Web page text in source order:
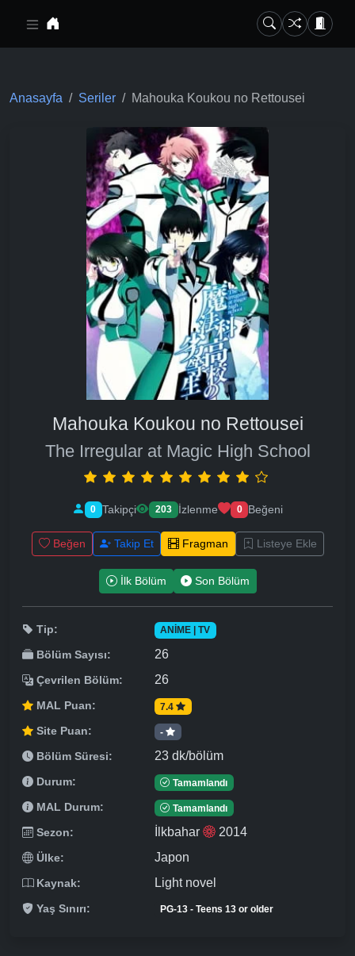
Anasayfa Seriler Mahouka Koukou no Rettousei
Mahouka Koukou no Rettousei
The Irregular at Magic High School
0 Takipçi 203 İzlenme 0 Beğeni
Beğen Takip Et Fragman Listeye Ekle
İlk Bölüm Son Bölüm
Tip: ANIME | TV
Bölüm Sayısı: 26
Çevrilen Bölüm: 26
MAL Puan: 7.4
Site Puan: -
Bölüm Süresi: 23 dk/bölüm
Durum: Tamamlandı
MAL Durum: Tamamlandı
Sezon: İlkbahar 2014
Ülke: Japon
Kaynak: Light novel
Yaş Sınırı: PG-13 - Teens 13 or older